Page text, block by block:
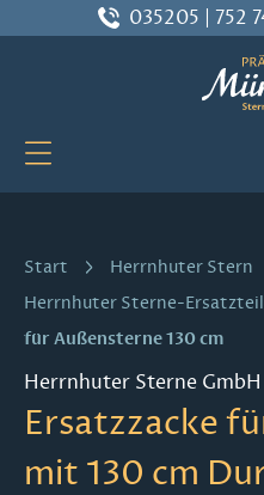
Zum Hauptinhalt springen
035205 | 752
Start
Herrnhuter Stern
Herrnhuter Sterne-
für Außensterne 130 cm
Herrnhuter Sterne GmbH
Ersatzzacke
mit 130 cm